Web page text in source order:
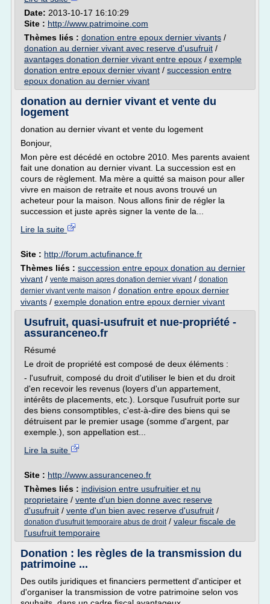
Date: 2013-10-17 16:10:29
Site : http://www.patrimoine.com
Thèmes liés : donation entre epoux dernier vivants /
donation au dernier vivant avec reserve d'usufruit /
avantages donation dernier vivant entre epoux / exemple
donation entre epoux dernier vivant / succession entre
epoux donation au dernier vivant
donation au dernier vivant et vente du
logement
donation au dernier vivant et vente du logement
Bonjour,
Mon père est décédé en octobre 2010. Mes parents avaient
fait une donation au dernier vivant. La succession est en
cours de règlement. Ma mère a quitté sa maison pour aller
vivre en maison de retraite et nous avons trouvé un
acheteur pour la maison. Nous allons finir de régler la
succession et juste après signer la vente de la...
Lire la suite
Site : http://forum.actufinance.fr
Thèmes liés : succession entre epoux donation au dernier
vivant / vente maison apres donation dernier vivant/ donation
dernier vivant vente maison / donation entre epoux dernier
vivants / exemple donation entre epoux dernier vivant
Usufruit, quasi-usufruit et nue-propriété -
assuranceneo.fr
Résumé
Le droit de propriété est composé de deux éléments :
- l'usufruit, composé du droit d'utiliser le bien et du droit
d'en recevoir les revenus (loyers d'un appartement,
intérêts de placements, etc.). Lorsque l'usufruit porte sur
des biens consomptibles, c'est-à-dire des biens qui se
détruisent par le premier usage (somme d'argent, par
exemple.), son appellation est...
Lire la suite
Site : http://www.assuranceneo.fr
Thèmes liés : indivision entre usufruitier et nu
proprietaire / vente d'un bien donne avec reserve
d'usufruit / vente d'un bien avec reserve d'usufruit /
donation d'usufruit temporaire abus de droit/ valeur fiscale de
l'usufruit temporaire
Donation : les règles de la transmission du
patrimoine ...
Des outils juridiques et financiers permettent d'anticiper et
d'organiser la transmission de votre patrimoine selon vos